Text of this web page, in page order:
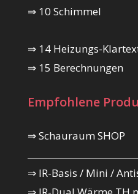
⇒ 10 Schimmel
⇒ 14 Heizungs-
⇒ 15 Berechnungen
Empfohlene
⇒ Schauraum SHOP
⇒ IR-Basis / Mini /